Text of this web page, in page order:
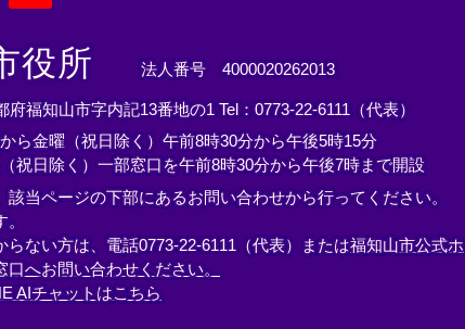
外
部
リ
ン
ク
＞
役所 法人番号 4000020262013
福知山市字内記13番地の1 Tel：0773-22-6111（代表）
ら金曜（祝日除く）午前8時30分から午後5時15分
祝日除く）一部窓口を午前8時30分から午後7時まで開設
該当ページの下部にあるお問い合わせから行ってください。
らない方は、電話0773-22-6111（代表）または福知山市公式ホ
へお問い合わせください。
AIチャットはこちら